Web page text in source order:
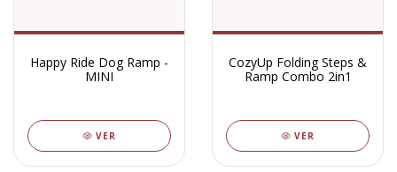
Happy Ride Dog Ramp -
MINI
VER
CozyUp Folding Steps &
Ramp Combo 2in1
VER